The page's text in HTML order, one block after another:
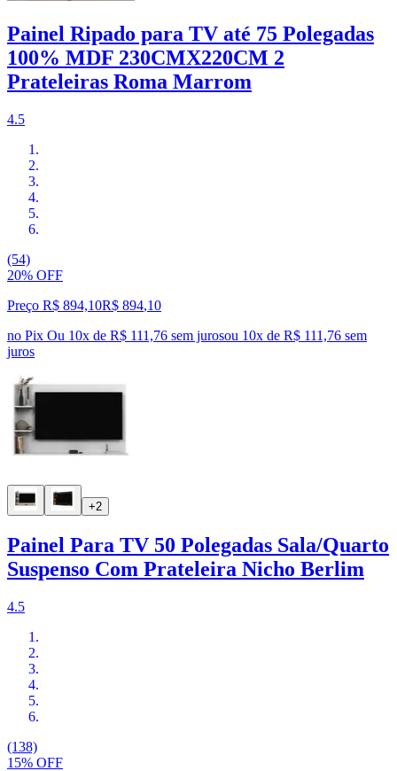
Painel Ripado para TV até 75 Polegadas
100% MDF 230CMX220CM 2
Prateleiras Roma Marrom
4.5
(54)
20% OFF
Preço R$ 894,10R$ 894,10
no Pix Ou 10x de R$ 111,76 sem jurosou 10x de R$ 111,76 sem
juros
+2
Painel Para TV 50 Polegadas Sala/Quarto
Suspenso Com Prateleira Nicho Berlim
4.5
(138)
15% OFF